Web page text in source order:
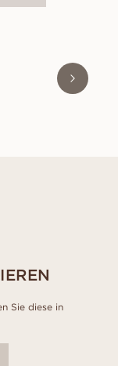
Sie diese in